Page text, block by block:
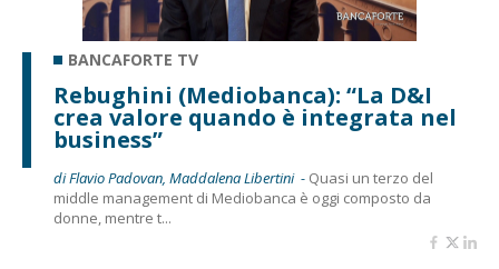
BANCAFORTE TV
Rebughini (Mediobanca): “La D&I
crea valore quando è integrata nel
business”
di Flavio Padovan, Maddalena Libertini - Quasi un terzo del
middle management di Mediobanca è oggi composto da
donne, mentre t...